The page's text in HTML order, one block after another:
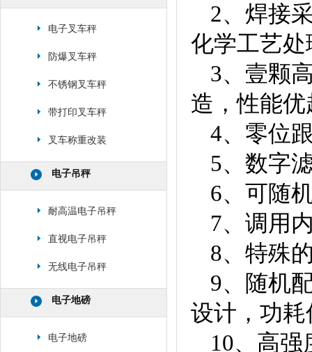
电子叉车秤
防爆叉车秤
不锈钢叉车秤
带打印叉车秤
叉车称重改装
电子吊秤
耐高温电子吊秤
直视电子吊秤
无线电子吊秤
电子地磅
电子地磅
2、焊接
化学工艺处
3、壹颗
造，性能
4、零位
5、数字
6、可随
7、调用
8、特殊
9、随机
设计，功耗
10、高